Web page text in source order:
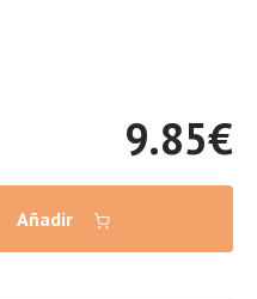
9.85€
Añadir